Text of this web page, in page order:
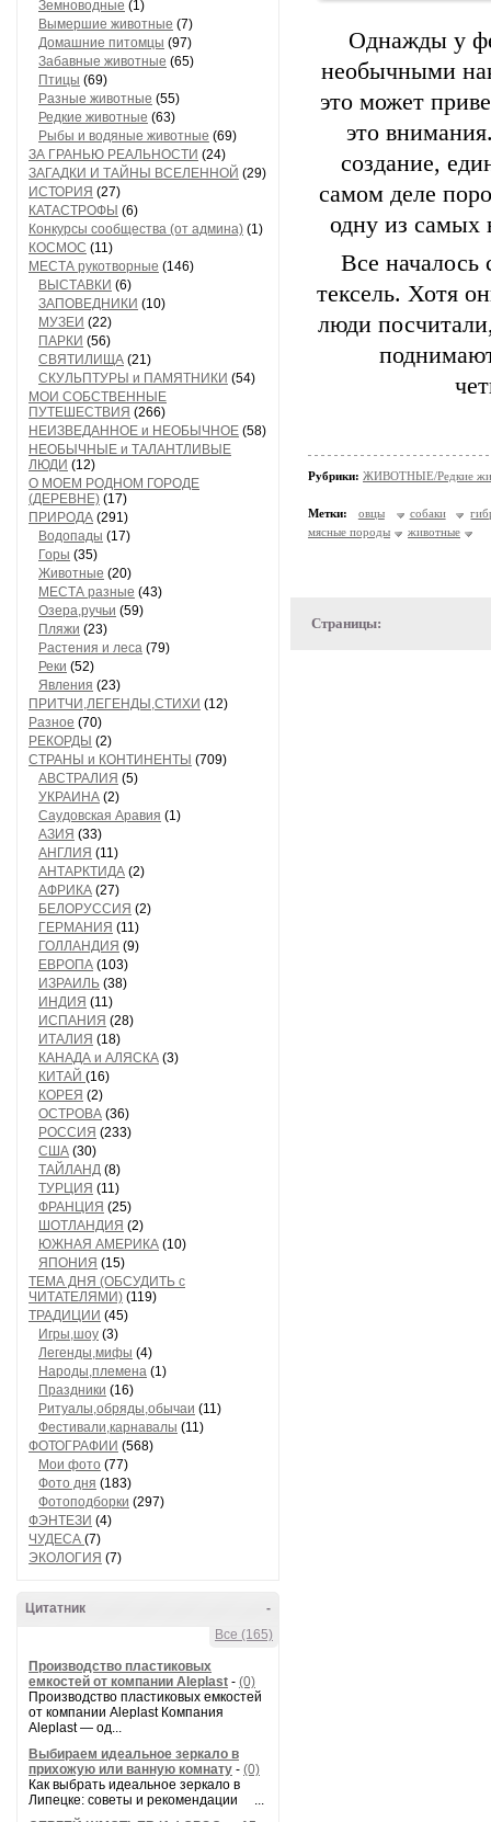
Земноводные (1)
Вымершие животные (7)
Домашние питомцы (97)
Забавные животные (65)
Птицы (69)
Разные животные (55)
Редкие животные (63)
Рыбы и водяные животные (69)
ЗА ГРАНЬЮ РЕАЛЬНОСТИ (24)
ЗАГАДКИ И ТАЙНЫ ВСЕЛЕННОЙ (29)
ИСТОРИЯ (27)
КАТАСТРОФЫ (6)
Конкурсы сообщества (от админа) (1)
КОСМОС (11)
МЕСТА рукотворные (146)
ВЫСТАВКИ (6)
ЗАПОВЕДНИКИ (10)
МУЗЕИ (22)
ПАРКИ (56)
СВЯТИЛИЩА (21)
СКУЛЬПТУРЫ и ПАМЯТНИКИ (54)
МОИ СОБСТВЕННЫЕ
ПУТЕШЕСТВИЯ (266)
НЕИЗВЕДАННОЕ и НЕОБЫЧНОЕ (58)
НЕОБЫЧНЫЕ и ТАЛАНТЛИВЫЕ
ЛЮДИ (12)
О МОЕМ РОДНОМ ГОРОДЕ
(ДЕРЕВНЕ) (17)
ПРИРОДА (291)
Водопады (17)
Горы (35)
Животные (20)
МЕСТА разные (43)
Озера,ручьи (59)
Пляжи (23)
Растения и леса (79)
Реки (52)
Явления (23)
ПРИТЧИ,ЛЕГЕНДЫ,СТИХИ (12)
Разное (70)
РЕКОРДЫ (2)
СТРАНЫ и КОНТИНЕНТЫ (709)
АВСТРАЛИЯ (5)
УКРАИНА (2)
Саудовская Аравия (1)
АЗИЯ (33)
АНГЛИЯ (11)
АНТАРКТИДА (2)
АФРИКА (27)
БЕЛОРУССИЯ (2)
ГЕРМАНИЯ (11)
ГОЛЛАНДИЯ (9)
ЕВРОПА (103)
ИЗРАИЛЬ (38)
ИНДИЯ (11)
ИСПАНИЯ (28)
ИТАЛИЯ (18)
КАНАДА и АЛЯСКА (3)
КИТАЙ (16)
КОРЕЯ (2)
ОСТРОВА (36)
РОССИЯ (233)
США (30)
ТАЙЛАНД (8)
ТУРЦИЯ (11)
ФРАНЦИЯ (25)
ШОТЛАНДИЯ (2)
ЮЖНАЯ АМЕРИКА (10)
ЯПОНИЯ (15)
ТЕМА ДНЯ (ОБСУДИТЬ с
ЧИТАТЕЛЯМИ) (119)
ТРАДИЦИИ (45)
Игры,шоу (3)
Легенды,мифы (4)
Народы,племена (1)
Праздники (16)
Ритуалы,обряды,обычаи (11)
Фестивали,карнавалы (11)
ФОТОГРАФИИ (568)
Мои фото (77)
Фото дня (183)
Фотоподборки (297)
ФЭНТЕЗИ (4)
ЧУДЕСА (7)
ЭКОЛОГИЯ (7)
-
Цитатник
Все (165)
Производство пластиковых
емкостей от компании Aleplast - (0)
Производство пластиковых емкостей
от компании Aleplast Компания
Aleplast — од...
Выбираем идеальное зеркало в
прихожую или ванную комнату - (0)
Как выбрать идеальное зеркало в
Липецке: советы и рекомендации ...
Однажды у
необычными
это может
это
создание,
самом деле
одну из самых
Все началось
тексель. Хотя
люди
Рубрики: ЖИВОТНЫЕ/Редкие
Метки: овцы собаки
мясные породы
животные
Страницы: